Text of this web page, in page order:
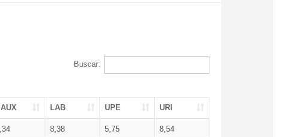
Buscar:
LAB UPE URI
8,38 5,75 8,54